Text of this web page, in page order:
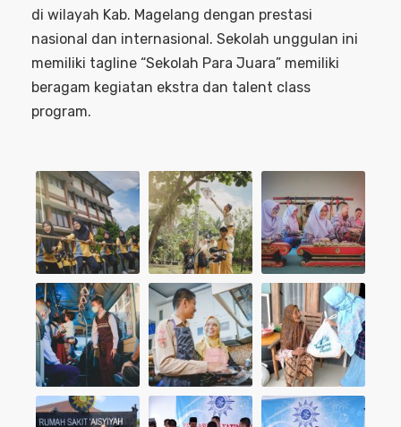
di wilayah Kab. Magelang dengan prestasi
nasional dan internasional. Sekolah unggulan ini
memiliki tagline “Sekolah Para Juara” memiliki
beragam kegiatan ekstra dan talent class
program.